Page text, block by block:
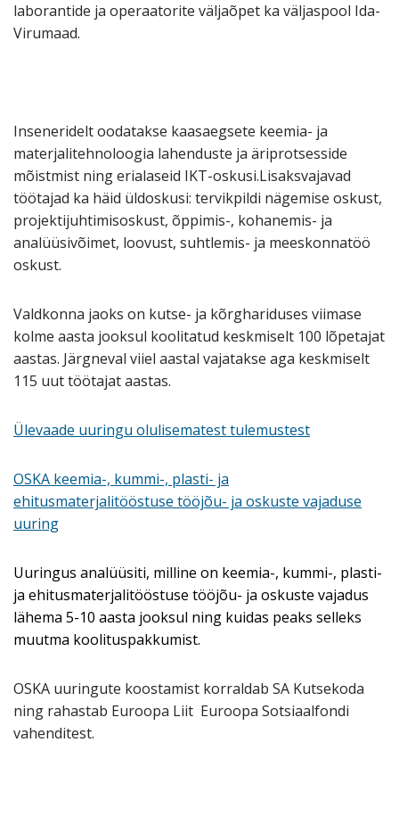
laborantide ja operaatorite väljaõpet ka väljaspool Ida-
Virumaad.
Inseneridelt oodatakse kaasaegsete keemia- ja
materjalitehnoloogia lahenduste ja äriprotsesside
mõistmist ning erialaseid IKT-oskusi.Lisaksvajavad
töötajad ka häid üldoskusi: tervikpildi nägemise oskust,
projektijuhtimisoskust, õppimis-, kohanemis- ja
analüüsivõimet, loovust, suhtlemis- ja meeskonnatöö
oskust.
Valdkonna jaoks on kutse- ja kõrghariduses viimase
kolme aasta jooksul koolitatud keskmiselt 100 lõpetajat
aastas. Järgneval viiel aastal vajatakse aga keskmiselt
115 uut töötajat aastas.
Ülevaade uuringu olulisematest tulemustest
OSKA keemia-, kummi-, plasti- ja
ehitusmaterjalitööstuse tööjõu- ja oskuste vajaduse
uuring
Uuringus analüüsiti, milline on keemia-, kummi-, plasti-
ja ehitusmaterjalitööstuse tööjõu- ja oskuste vajadus
lähema 5-10 aasta jooksul ning kuidas peaks selleks
muutma koolituspakkumist.
OSKA uuringute koostamist korraldab SA Kutsekoda
ning rahastab Euroopa Liit Euroopa Sotsiaalfondi
vahenditest.